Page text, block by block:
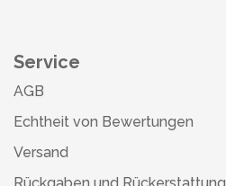
Service
AGB
Echtheit von Bewertungen
Versand